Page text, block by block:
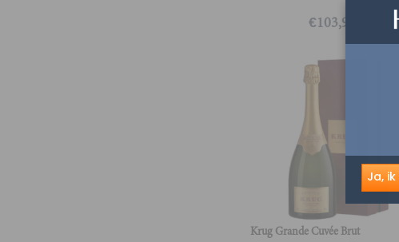
€103,95
Krug Grande Cuvée Brut
Ja,